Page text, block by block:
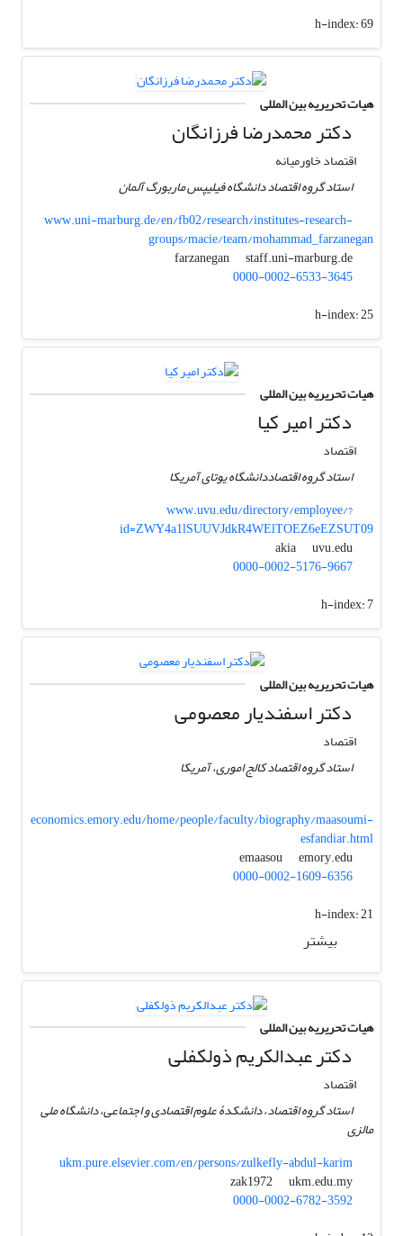
h-index:69
هیات تحریریه بین المللی
دکتر محمدرضا فرزانگان
اقتصاد خاورمیانه
استاد گروه اقتصاد دانشگاه فیلیپس ماربورگ آلمان
www.uni-marburg.de/en/fb02/research/institutes-research-
groups/macie/team/mohammad_farzanegan
farzanegan
staff.uni-marburg.de
0000-0002-6533-3645
h-index:25
هیات تحریریه بین المللی
دکتر امیر کیا
اقتصاد
استاد گروه اقتصاددانشگاه یوتای آمریکا
www.uvu.edu/directory/employee/?
id=ZWY4a1lSUUVJdkR4WElTOEZ6eEZSUT09
akia
uvu.edu
0000-0002-5176-9667
h-index:7
هیات تحریریه بین المللی
دکتر اسفندیار معصومی
اقتصاد
استاد گروه اقتصاد کالج اموری، آمریکا
economics.emory.edu/home/people/faculty/biography/maasoumi-
esfandiar.html
emaasou
emory.edu
0000-0002-1609-6356
h-index:21
بیشتر
هیات تحریریه بین المللی
دکتر عبدالکریم ذولکفلی
اقتصاد
استاد گروه اقتصاد، دانشکدۀ علوم اقتصادی و اجتماعی، دانشگاه ملی
مالزی
ukm.pure.elsevier.com/en/persons/zulkefly-abdul-karim
zak1972
ukm.edu.my
0000-0002-6782-3592